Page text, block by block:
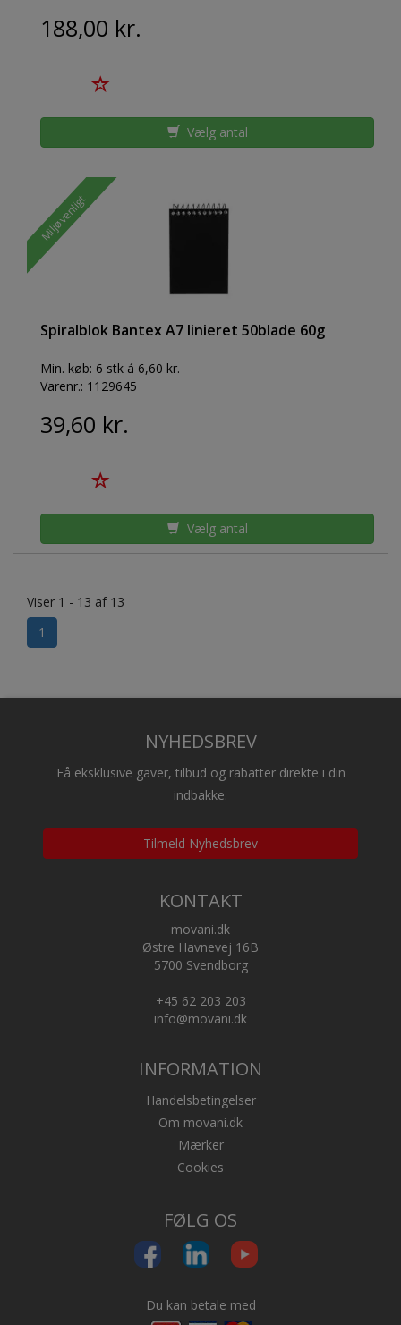
188,00 kr.
Vælg antal
Miljøvenligt
Spiralblok Bantex A7 linieret 50blade 60g
Min. køb: 6 stk á 6,60 kr.
Varenr.: 1129645
39,60 kr.
Vælg antal
Viser 1 - 13 af 13
1
NYHEDSBREV
Få eksklusive gaver, tilbud og rabatter direkte i din
indbakke.
Tilmeld Nyhedsbrev
KONTAKT
movani.dk
Østre Havnevej 16B
5700 Svendborg
+45 62 203 203
info@movani.dk
INFORMATION
Handelsbetingelser
Om movani.dk
Mærker
Cookies
FØLG OS
Du kan betale med